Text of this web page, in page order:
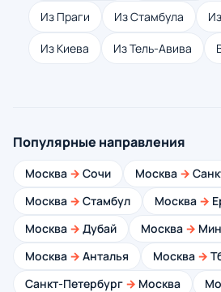
Из Праги Из Стамбула
Из Киева Из Тель-Авива
Популярные направления
Москва → Сочи Москва →
Москва → Стамбул Москва →
Москва → Дубай Москва →
Москва → Анталья Москва →
Санкт-Петербург → Москва